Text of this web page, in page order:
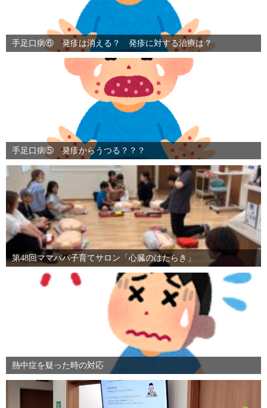
手足口病⑥ 発疹は消える？ 発疹に対する治療は？
手足口病⑤ 発疹からうつる？？？
第48回ママパパ子育てサロン「心臓のはたらき」
熱中症を疑った時の対応